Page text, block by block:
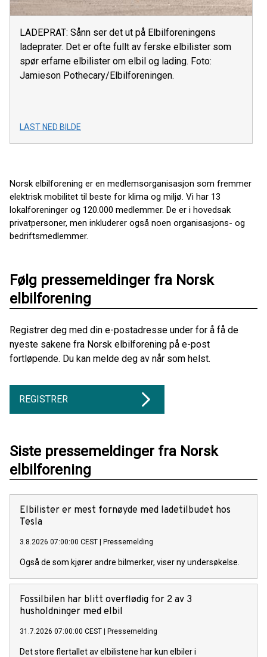
LADEPRAT: Sånn ser det ut på Elbilforeningens
ladeprater. Det er ofte fullt av ferske elbilister som
spør erfarne elbilister om elbil og lading. Foto:
Jamieson Pothecary/Elbilforeningen.
LAST NED BILDE
Norsk elbilforening er en medlemsorganisasjon som fremmer
elektrisk mobilitet til beste for klima og miljø. Vi har 13
lokalforeninger og 120.000 medlemmer. De er i hovedsak
privatpersoner, men inkluderer også noen organisasjons- og
bedriftsmedlemmer.
Følg pressemeldinger fra Norsk
elbilforening
Registrer deg med din e-postadresse under for å få de
nyeste sakene fra Norsk elbilforening på e-post
fortløpende. Du kan melde deg av når som helst.
REGISTRER
Siste pressemeldinger fra Norsk
elbilforening
Elbilister er mest fornøyde med ladetilbudet hos
Tesla
3.8.2026 07:00:00 CEST | Pressemelding
Også de som kjører andre bilmerker, viser ny undersøkelse.
Fossilbilen har blitt overflødig for 2 av 3
husholdninger med elbil
31.7.2026 07:00:00 CEST | Pressemelding
Det store flertallet av elbilistene har kun elbiler i